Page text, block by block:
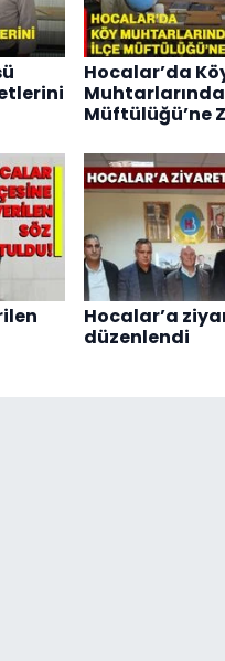
Hocalar’da
Müftülüğü’ne
Hocalar’a
düzenlendi